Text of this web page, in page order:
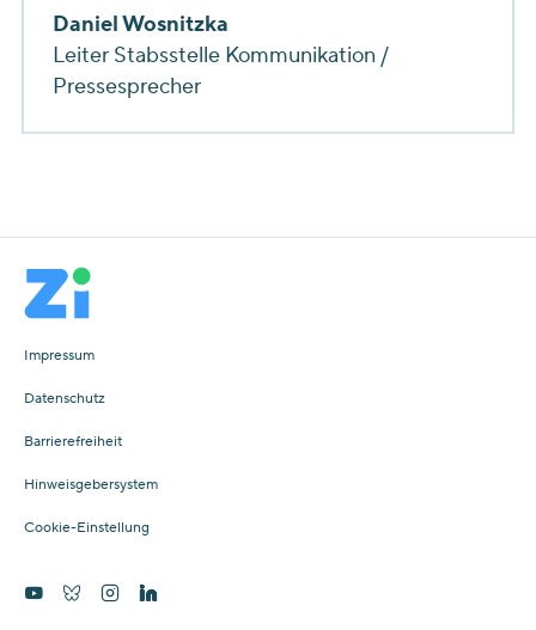
Daniel Wosnitzka
Leiter Stabsstelle Kommunikation /
Pressesprecher
Impressum
Datenschutz
Barrierefreiheit
Hinweisgebersystem
Cookie-Einstellung